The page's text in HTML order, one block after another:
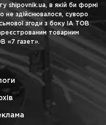
shipovnik.ua, в якій би формі
не здійснювалося, суворо
згоди з боку ІА ТОВ
товарним
«7 газет».